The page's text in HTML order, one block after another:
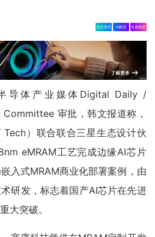
相关舆情 AI解读 生成海报
导体产业媒体Digital Daily /
审批，韩文报道称，
）联合联合三星生态设计伙
eMRAM工艺完成边缘AI芯片
入式MRAM商业化部署案例，由
研发，标志着国产AI芯片在先进
大突破。